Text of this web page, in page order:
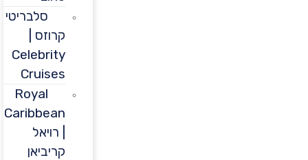
סלבריטי
קרוזס |
Celebrity
Cruises
Royal
Caribbean
קריביאן